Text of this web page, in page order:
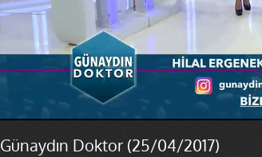
Günaydın Doktor (25/04/2017)